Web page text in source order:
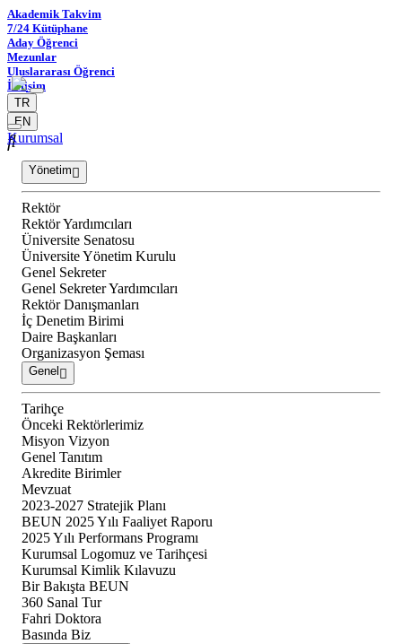
Akademik Takvim
7/24 Kütüphane
Aday Öğrenci
Mezunlar
Uluslararası Öğrenci
İletişim
TR
EN
Kurumsal
Yönetim
Rektör
Rektör Yardımcıları
Üniversite Senatosu
Üniversite Yönetim Kurulu
Genel Sekreter
Genel Sekreter Yardımcıları
Rektör Danışmanları
İç Denetim Birimi
Daire Başkanları
Organizasyon Şeması
Genel
Tarihçe
Önceki Rektörlerimiz
Misyon Vizyon
Genel Tanıtım
Akredite Birimler
Mevzuat
2023-2027 Stratejik Planı
BEUN 2025 Yılı Faaliyet Raporu
2025 Yılı Performans Programı
Kurumsal Logomuz ve Tarihçesi
Kurumsal Kimlik Kılavuzu
Bir Bakışta BEUN
360 Sanal Tur
Fahri Doktora
Basında Biz